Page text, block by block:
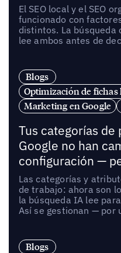
El SEO local y el SEO
funcionado con
distintos. La búsqueda
lee ambos antes de
Blogs
Optimización de fichas
Marketing en Google
Tus categorías
Google no han
configuración —
Las categorías y
de trabajo: ahora son
la búsqueda IA lee
Así se gestionan — por
Blogs